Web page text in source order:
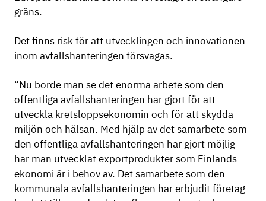
gräns.
Det finns risk för att utvecklingen och innovationen
inom avfallshanteringen försvagas.
“Nu borde man se det enorma arbete som den
offentliga avfallshanteringen har gjort för att
utveckla kretsloppsekonomin och för att skydda
miljön och hälsan. Med hjälp av det samarbete som
den offentliga avfallshanteringen har gjort möjlig
har man utvecklat exportprodukter som Finlands
ekonomi är i behov av. Det samarbete som den
kommunala avfallshanteringen har erbjudit företag